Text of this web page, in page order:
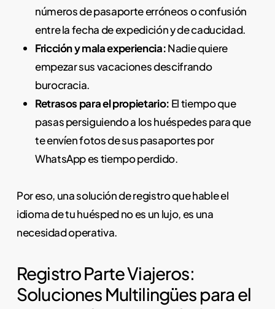
números de pasaporte erróneos o confusión
entre la fecha de expedición y de caducidad.
Fricción y mala experiencia:Nadie quiere
empezar sus vacaciones descifrando
burocracia.
Retrasos para el propietario: El tiempo que
pasas persiguiendo a los huéspedes para que
te envíen fotos de sus pasaportes por
WhatsApp es tiempo perdido.
Por eso, una solución de registro que hable el
idioma de tu huésped no es un lujo, es una
necesidad operativa.
Registro Parte Viajeros:
Soluciones Multilingües para el